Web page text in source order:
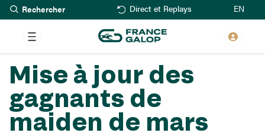
Aller
au
contenu
principal
Rechercher Direct et Replays EN
Mise à jour des
gagnants de
maiden de mars